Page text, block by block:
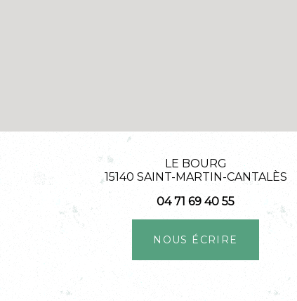
LE BOURG
15140 SAINT-MARTIN-CANTALÈS
04 71 69 40 55
NOUS ÉCRIRE